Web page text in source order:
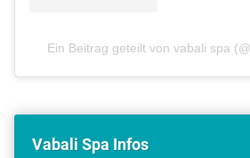
Ein Beitrag geteilt von vabali spa
Vabali Spa Infos